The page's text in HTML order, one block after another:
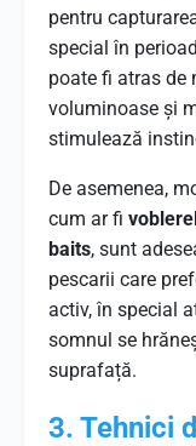
pentru
special în
poate fi atras de
voluminoase și
stimulează
De asemenea,
cum ar fi
baits, sunt
pescarii care
activ, în special
somnul se
suprafață.
3. Tehnici